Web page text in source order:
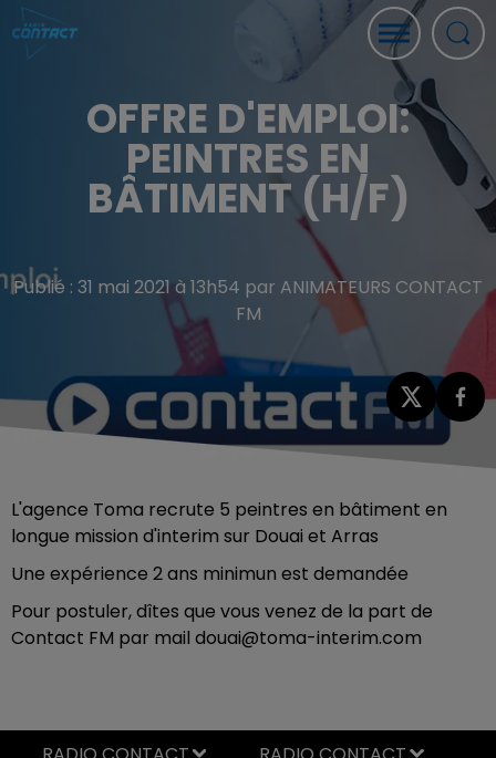
OFFRE D'EMPLOI:
PEINTRES EN
BÂTIMENT (H/F)
Publié : 31 mai 2021 à 13h54 par ANIMATEURS CONTACT
FM
L'agence Toma recrute 5 peintres en bâtiment en
longue mission d'interim sur Douai et Arras
Une expérience 2 ans minimun est demandée
Pour postuler, dîtes que vous venez de la part de
Contact FM par mail douai@toma-interim.com